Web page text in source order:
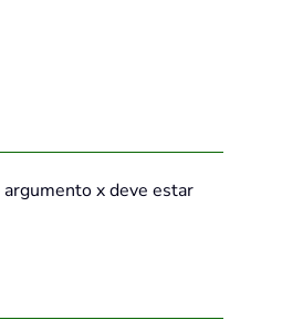
x deve estar